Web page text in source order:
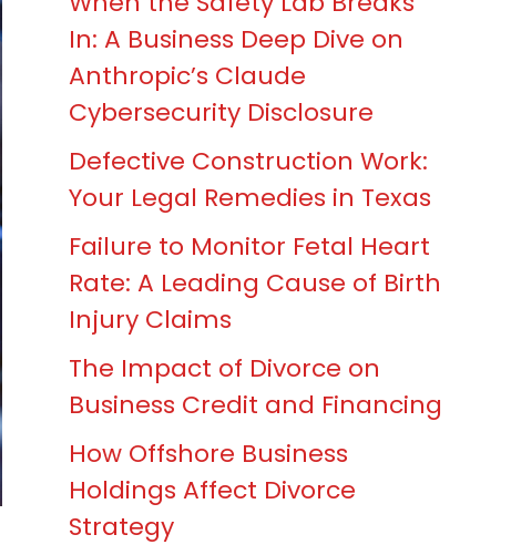
In: A Business Deep Dive on
Anthropic’s Claude
Cybersecurity Disclosure
Defective Construction Work:
Your Legal Remedies in Texas
Failure to Monitor Fetal Heart
Rate: A Leading Cause of Birth
Injury Claims
The Impact of Divorce on
Business Credit and Financing
How Offshore Business
Holdings Affect Divorce
Strategy